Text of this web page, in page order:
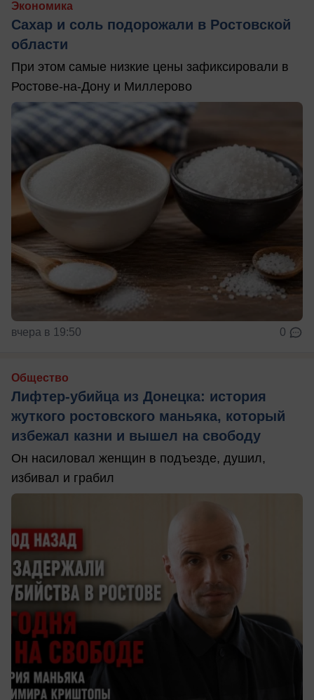
Экономика
Сахар и соль подорожали в Ростовской
области
При этом самые низкие цены зафиксировали в
Ростове-на-Дону и Миллерово
вчера в 19:50 0
Общество
Лифтер-убийца из Донецка: история
жуткого ростовского маньяка, который
избежал казни и вышел на свободу
Он насиловал женщин в подъезде, душил,
избивал и грабил